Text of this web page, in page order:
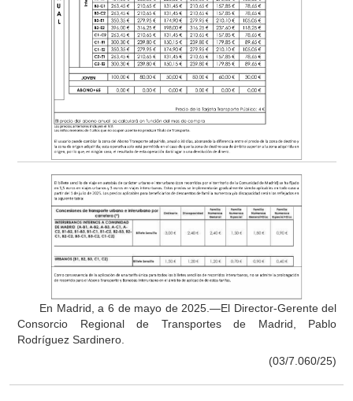
En Madrid, a 6 de mayo de 2025.—El Director-Gerente del
Consorcio Regional de Transportes de Madrid, Pablo
Rodríguez Sardinero.
(03/7.060/25)